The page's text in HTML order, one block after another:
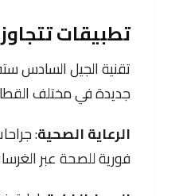
تطبيقات
تقنية الجيل السادس
جديدة في مختلف
الرعاية الصحية:
فورية للصحة عبر